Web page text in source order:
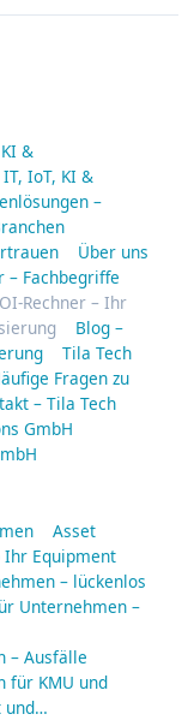
&
IoT, KI &
–
Über uns
– Fachbegriffe
Rechner – Ihr
Blog –
Tila Tech
Fragen zu
– Tila Tech
GmbH
Asset
Ihr Equipment
– lückenlos
Unternehmen –
– Ausfälle
für KMU und
und…